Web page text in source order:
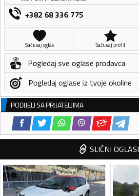
+382 68 336 775
Sačuvaj oglas Sačuvaj profil
Pogledaj sve oglase prodavca
Pogledaj oglase iz tvoje okoline
PODIJELI SA PRIJATELJIMA
SLIČNI OGLASI